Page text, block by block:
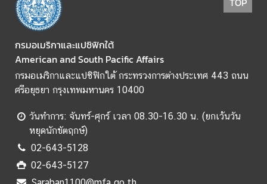
า
ย
ร
ะ
เ
ท
ศ
ค
ว
า
กรมอเมริกาและแปซิฟิกใต้
American and South Pacific Affairs
กรมอเมริกาและแปซิฟิกใต้ กระทรวงการต่างประเทศ 443 ถนน
ศรีอยุธยา กรุงเทพมหานคร 10400
วันทำการ: จันทร์-ศุกร์ เวลา 08.30-16.30 น. (ยกเว้นวัน
หยุดนักขัตฤกษ์)
02-643-5128
02-643-5127